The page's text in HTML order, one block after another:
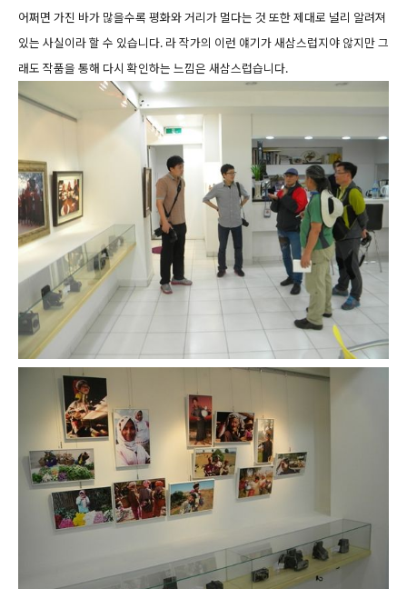
어쩌면 가진 바가 많을수록 평화와 거리가 멀다는 것 또한 제대로 널리 알려져
있는 사실이라 할 수 있습니다. 라 작가의 이런 얘기가 새삼스럽지야 않지만 그
래도 작품을 통해 다시 확인하는 느낌은 새삼스럽습니다.